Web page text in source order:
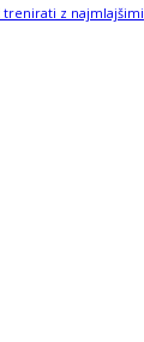
trenirati z najmlajšimi